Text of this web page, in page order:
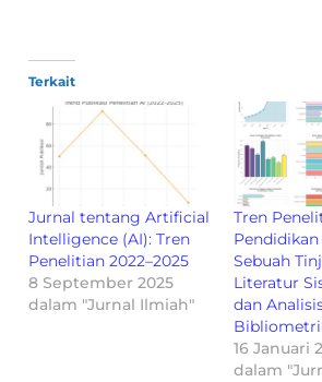
Terkait
Jurnal tentang Artificial
Intelligence (AI): Tren
Penelitian 2022–2025
8 September 2025
dalam "Jurnal Ilmiah"
Tren
Pendidikan
Sebuah
Literatur
dan
16 Januari
dalam